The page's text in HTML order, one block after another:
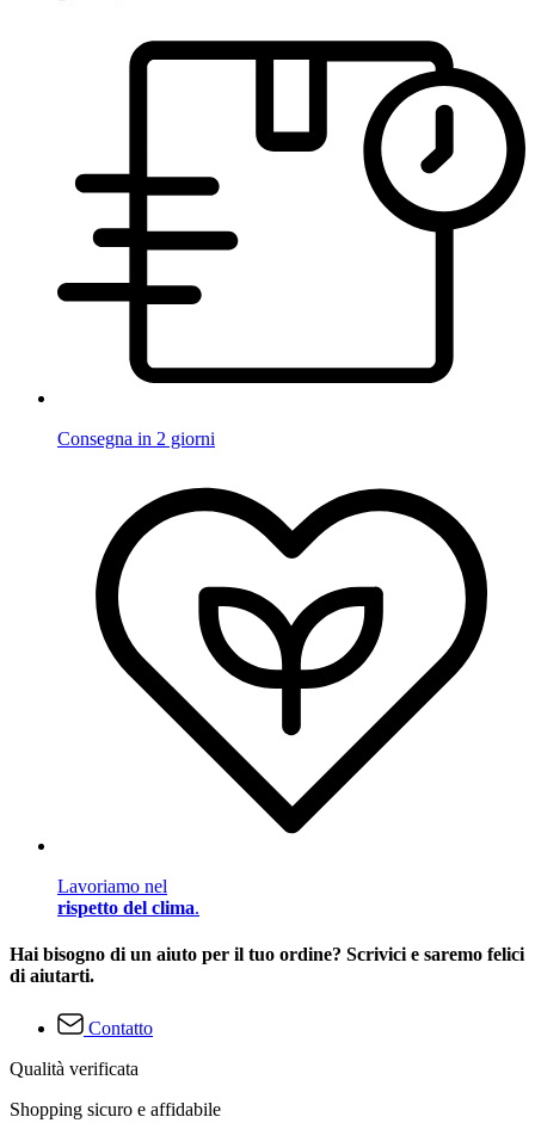
Consegna in 2 giorni
Lavoriamo nel
rispetto del clima.
Hai bisogno di un aiuto per il tuo ordine? Scrivici e saremo felici
di aiutarti.
Contatto
Qualità verificata
Shopping sicuro e affidabile